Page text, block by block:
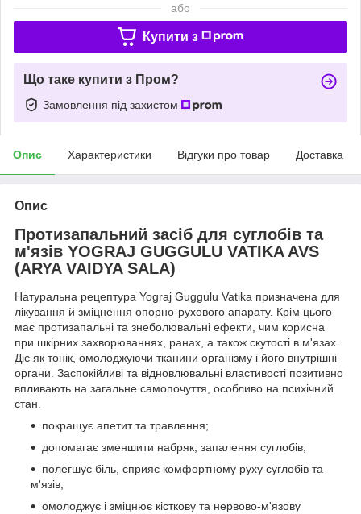
або
Купити з
Що таке купити з Пром?
Замовлення під захистом
Опис Характеристики Відгуки про товар Доставка
Опис
Протизапальний засіб для суглобів та
м'язів YOGRAJ GUGGULU VATIKA AVS
(ARYA VAIDYA SALA)
Натуральна рецептура Yograj Guggulu Vatika призначена для
лікування й зміцнення опорно-рухового апарату. Крім цього
має протизапальні та знеболювальні ефекти, чим корисна
при шкірних захворюваннях, ранах, а також скутості в м'язах.
Діє як тонік, омолоджуючи тканини організму і його внутрішні
органи. Заспокійливі та відновлювальні властивості позитивно
впливають на загальне самопочуття, особливо на психічний
стан.
покращує апетит та травлення;
допомагає зменшити набряк, запалення суглобів;
полегшує біль, сприяє комфортному руху суглобів та
м'язів;
омолоджує і зміцнює кісткову та нервово-м'язову